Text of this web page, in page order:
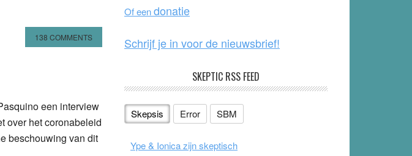
138 COMMENTS
een interview
over het coronabeleid
beschouwing van dit
k
Of eendonatie
Schrijf je in voor de nieuwsbrief!
SKEPTIC RSS FEED
Skepsis Error SBM
Ype & Ionica zijn skeptisch